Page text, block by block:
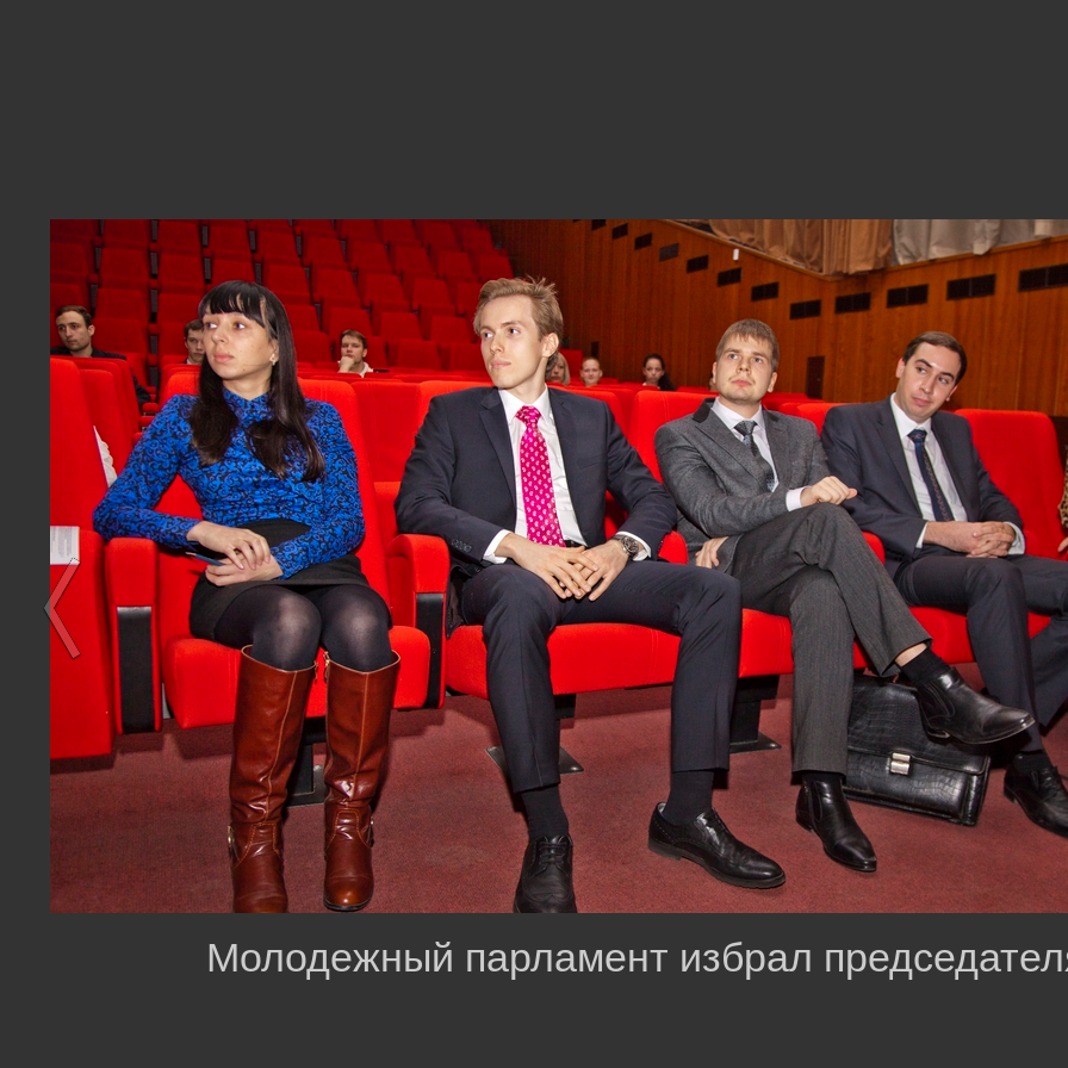
Молодежный парламент избрал